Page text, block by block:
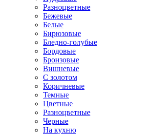
Разноцветные
Бежевые
Белые
Бирюзовые
Бледно-голубые
Бордовые
Бронзовые
Вишневые
С золотом
Коричневые
Темные
Цветные
Разноцветные
Черные
На кухню